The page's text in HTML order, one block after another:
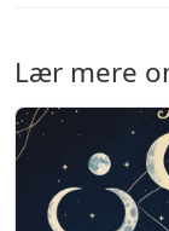
Lær mere